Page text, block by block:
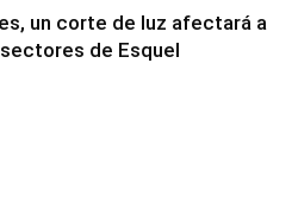
un corte de luz afectará a
de Esquel